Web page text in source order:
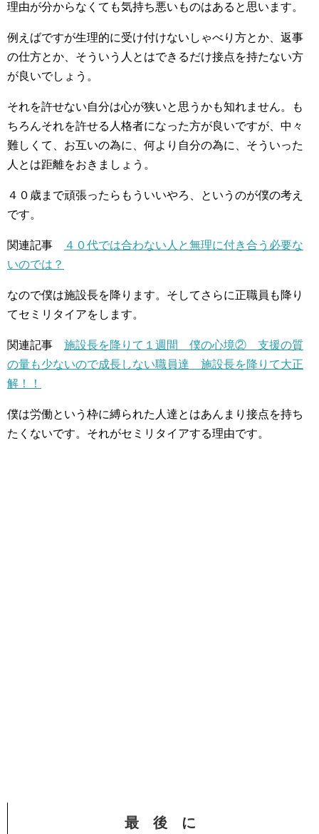
理由が分からなくても気持ち悪いものはあると思います。
例えばですが生理的に受け付けないしゃべり方とか、返事
の仕方とか、そういう人とはできるだけ接点を持たない方
が良いでしょう。
それを許せない自分は心が狭いと思うかも知れません。も
ちろんそれを許せる人格者になった方が良いですが、中々
難しくて、お互いの為に、何より自分の為に、そういった
人とは距離をおきましょう。
４０歳まで頑張ったらもういいやろ、というのが僕の考え
です。
関連記事
４０代では合わない人と無理に付き合う必要な
いのでは？
なので僕は施設長を降ります。そしてさらに正職員も降り
てセミリタイアをします。
関連記事 施設長を降りて１週間 僕の心境② 支援の質
の量も少ないので成長しない職員達 施設長を降りて大正
解！！
僕は労働という枠に縛られた人達とはあんまり接点を持ち
たくないです。それがセミリタイアする理由です。
最 後 に